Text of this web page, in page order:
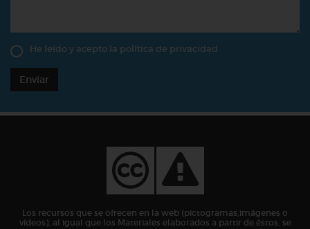
He leído y acepto la política de privacidad
Enviar
Los recursos que se ofrecen en la web (pictogramas,imágenes o
vídeos), al igual que los Materiales elaborados a partir de éstos, se